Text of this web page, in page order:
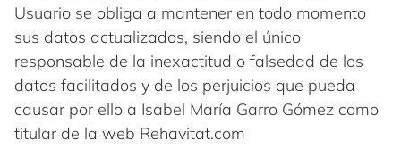
Usuario se obliga a mantener en todo momento
sus datos actualizados, siendo el único
responsable de la inexactitud o falsedad de los
datos facilitados y de los perjuicios que pueda
causar por ello a Isabel María Garro Gómez como
titular de la web Rehavitat.com